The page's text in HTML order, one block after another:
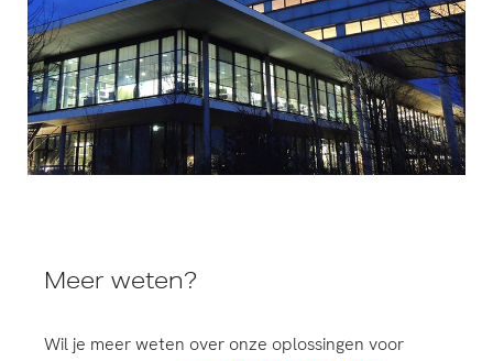
Meer weten?
Wil je meer weten over onze oplossingen voor